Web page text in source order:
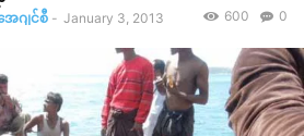
ဂျင်စီ - January 3, 2013 0
600